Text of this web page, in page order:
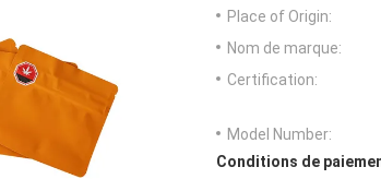
Place of Origin:
Nom de marque:
Certification:
Model Number:
Conditions de